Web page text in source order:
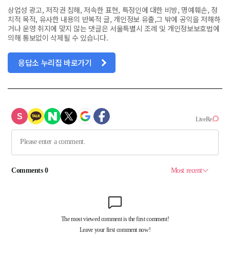
상업성 광고, 저작권 침해, 저속한 표현, 특정인에 대한 비방, 명예훼손, 정
치적 목적, 유사한 내용의 반복적 글, 개인정보 유출,그 밖에 공익을 저해하
거나 운영 취지에 맞지 않는 댓글은 서울특별시 조례 및 개인정보보호법에
의해 통보없이 삭제될 수 있습니다.
응답소 누리집 바로가기